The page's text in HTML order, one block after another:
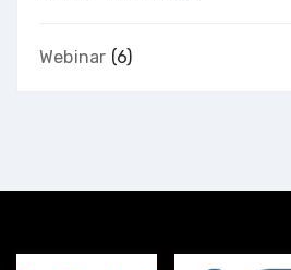
Webinar (6)